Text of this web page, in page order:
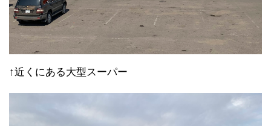
↑近くにある大型スーパー